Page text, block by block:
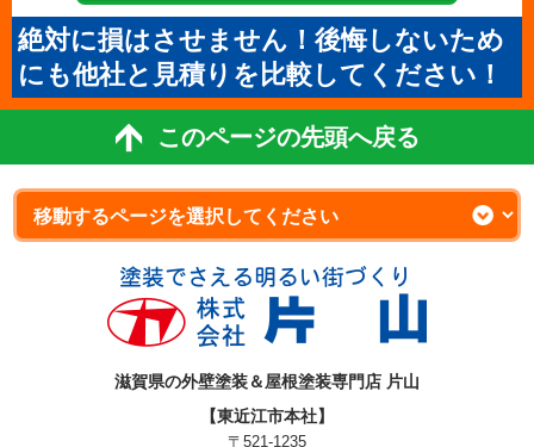
絶対に損はさせません！後悔しないため
にも他社と見積りを比較してください！
このページの先頭へ戻る
滋賀県の外壁塗装＆屋根塗装専門店 片山
【東近江市本社】
〒521-1235